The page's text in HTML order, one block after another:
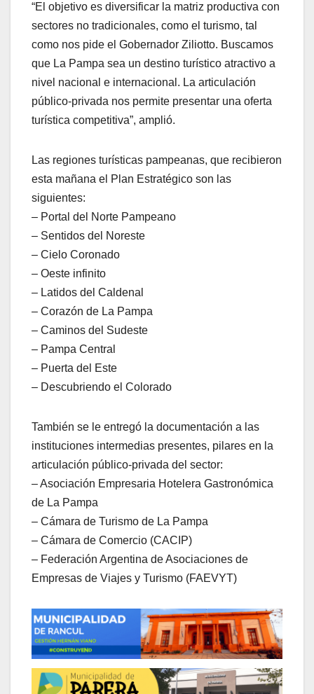
“El objetivo es diversificar la matriz productiva con
sectores no tradicionales, como el turismo, tal
como nos pide el Gobernador Ziliotto. Buscamos
que La Pampa sea un destino turístico atractivo a
nivel nacional e internacional. La articulación
público-privada nos permite presentar una oferta
turística competitiva”, amplió.
Las regiones turísticas pampeanas, que recibieron
esta mañana el Plan Estratégico son las
siguientes:
– Portal del Norte Pampeano
– Sentidos del Noreste
– Cielo Coronado
– Oeste infinito
– Latidos del Caldenal
– Corazón de La Pampa
– Caminos del Sudeste
– Pampa Central
– Puerta del Este
– Descubriendo el Colorado
También se le entregó la documentación a las
instituciones intermedias presentes, pilares en la
articulación público-privada del sector:
– Asociación Empresaria Hotelera Gastronómica
de La Pampa
– Cámara de Turismo de La Pampa
– Cámara de Comercio (CACIP)
– Federación Argentina de Asociaciones de
Empresas de Viajes y Turismo (FAEVYT)